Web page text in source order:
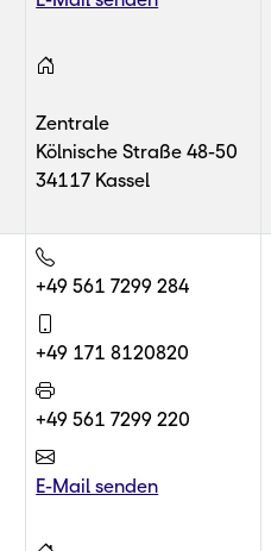
Zentrale
Kölnische Straße 48-50
34117 Kassel
+49 561 7299 284
+49 171 8120820
+49 561 7299 220
E-Mail senden